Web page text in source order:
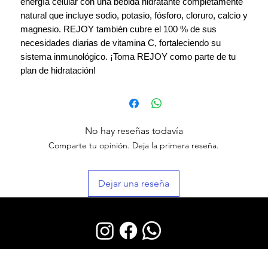
natural que incluye sodio, potasio, fósforo, cloruro, calcio y
magnesio. REJOY también cubre el 100 % de sus
necesidades diarias de vitamina C, fortaleciendo su
sistema inmunológico. ¡Toma REJOY como parte de tu
plan de hidratación!
No hay reseñas todavía
Comparte tu opinión. Deja la primera reseña.
Dejar una reseña